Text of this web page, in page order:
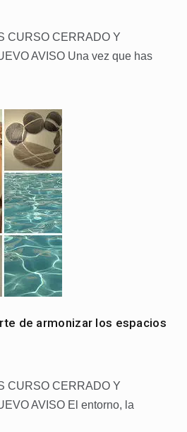
CURSO CERRADO Y
AVISO ​​Una vez que has
de armonizar los espacios
CURSO CERRADO Y
AVISO El entorno, la